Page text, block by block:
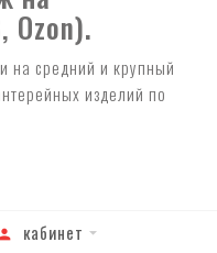
Ozon).
на средний и крупный
изделий по
кабинет